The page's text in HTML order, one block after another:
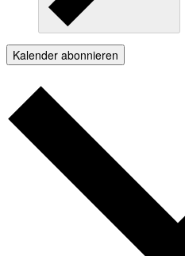
Kalender abonnieren